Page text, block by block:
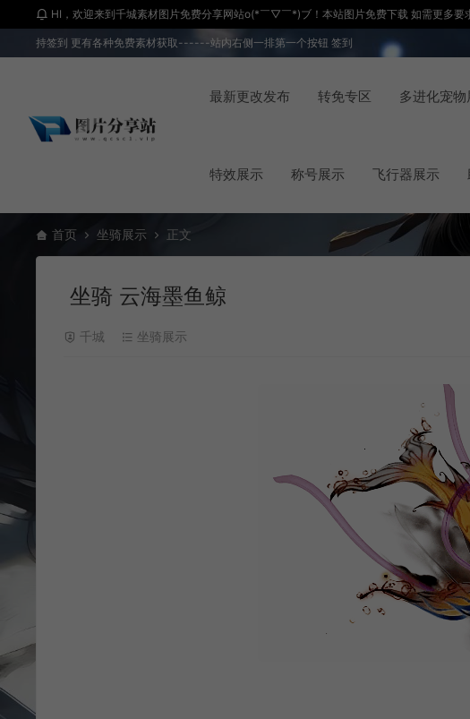
HI，欢迎来到千城素材图片免费分享网站o(*￣▽￣*)ブ！本站图片免费下载 如需更多
持签到 更有各种免费素材获取------站内右侧一排第一个按钮 签到
最新更改发布 转免专区 多进化宠物
特效展示 称号展示 飞行器展示
首页 坐骑展示 正文
坐骑 云海墨鱼鲸
千城 坐骑展示